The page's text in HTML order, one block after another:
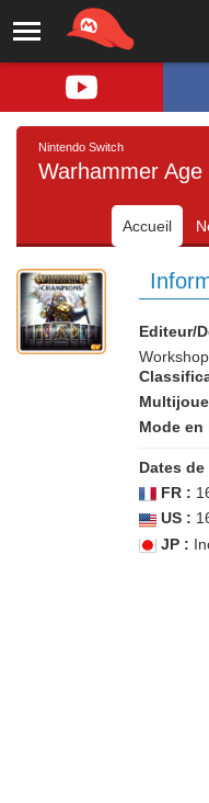
Nintendo Switch
Warhammer
Accueil
Editeur/
Mode en
Dates
FR :
US :
JP :